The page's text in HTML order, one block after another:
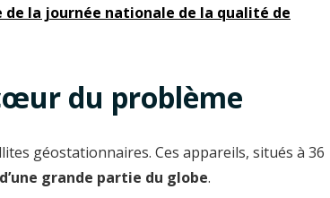
de la journée nationale de la qualité de
du problème
géostationnaires. Ces appareils, situés à 36
grande partie du globe.